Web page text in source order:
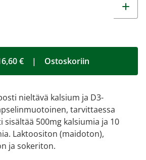
€ | Ostoskoriin
nieltävä kalsium ja D3-
tarvittaessa
500mg kalsiumia ja 10
Laktoositon (maidoton),
ja sokeriton.